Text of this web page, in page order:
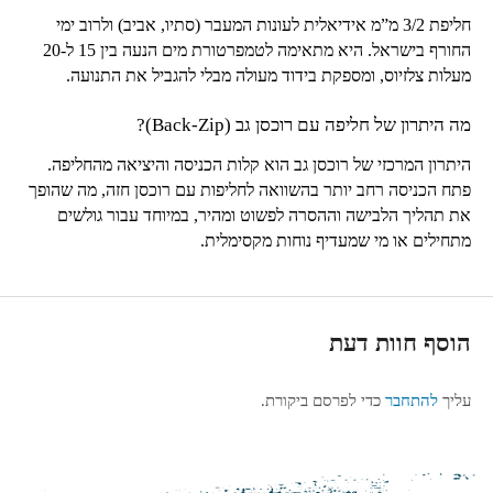
חליפת 3/2מ”מ אידיאלית לעונות המעבר (סתיו, אביב) ולרוב ימי
החורף בישראל. היא מתאימה לטמפרטורת מים הנעה בין 15 ל-20
מעלות צלזיוס, ומספקת בידוד מעולה מבלי להגביל את התנועה.
מה היתרון של חליפה עם רוכסן גב (Back-Zip
)?
היתרון המרכזי של רוכסן גב הוא קלות הכניסה והיציאה מהחליפה.
פתח הכניסה רחב יותר בהשוואה לחליפות עם רוכסן חזה, מה שהופך
את תהליך הלבישה וההסרה לפשוט ומהיר, במיוחד עבור גולשים
מתחילים או מי שמעדיף נוחות מקסימלית.
הוסף חוות דעת
עליך להתחברכדי לפרסם ביקורת.